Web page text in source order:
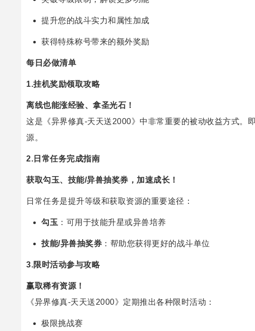
提升您的战斗实力和属性加成
获得特殊称号带来的额外奖励
每日必做清单
1.挂机奖励领取攻略
离线也能涨经验、拿圣光石！
这是《异界修真-天天送2000》中非常重要的被动收益方式。
源。
2.日常任务完成指南
获取勾玉、技能/异兽抽奖券，加速成长！
日常任务是提升等级和获取资源的重要途径：
勾玉 ：可用于技能升星或异兽培养
技能/异兽抽奖券 ：帮助您获得更好的战斗单位
3.限时活动参与攻略
赢取稀有资源！
《异界修真-天天送2000》定期推出各种限时活动：
极限挑战赛